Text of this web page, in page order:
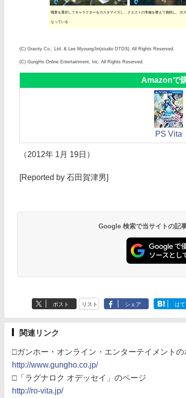
職業を選択してキャラクターをカスタマイズし、クエストの準備を整えて挑戦し、ボ
なっている
(C) Gravity Co., Ltd. & Lee MyoungJin(studio DTDS). All Rights Reserved.
(C) GungHo Online Entertainment, Inc. All Rights Reserved.
Amazonで
PS Vita
（2012年 1月 19日）
[Reported by 石田賀津男]
Google 検索で当サイトの記
ポスト リスト シェア は
関連リンク
□ガンホー・オンライン・エンターテイメントの
http://www.gungho.co.jp/
□「ラグナロク オデッセイ」のページ
http://ro-vita.jp/